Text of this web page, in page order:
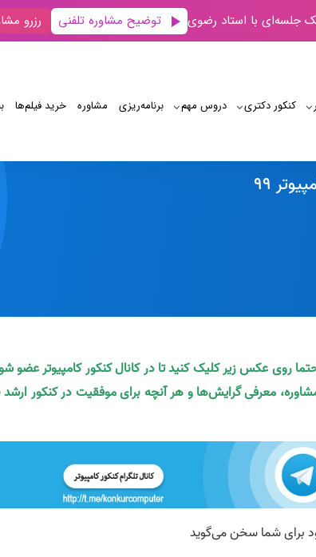
جلسه‌ای با استاد رضوی توضیح مشاوره تلفنی رزرو
کنکور دکتری دروس مهم برنامه‌‌ریزی مشاوره خرید فیلم‌ها
روی عکس زیر کلیک کنید تا در کانال کنکور کامپیوتر عضو
معرفی گرایش‌ها و هر آنچه برای موفقیت در کنکور ارشد